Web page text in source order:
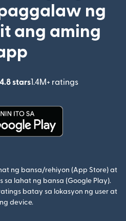
ng
ang aming
stars1.4M+ ratings
(bubukas
ng bansa/rehiyon (App Store) at
lahat ng bansa (Google Play).
batay sa lokasyon ng user at
device.